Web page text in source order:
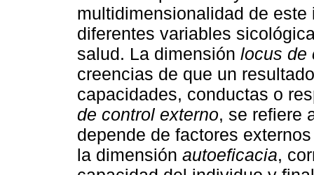
multidimensionalidad de
diferentes variables
salud. La dimensión locus de
creencias de que un
capacidades, conductas o
de control externo, se refiere
depende de factores
la dimensión autoeficacia,